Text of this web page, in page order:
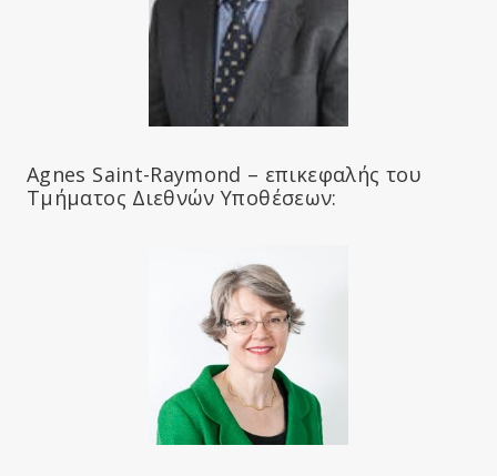
Agnes Saint-Raymond – επικεφαλής του
Τμήματος Διεθνών Υποθέσεων: